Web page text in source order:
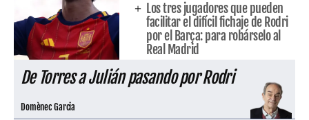
Los tres jugadores que pueden
facilitar el difícil fichaje de Rodri
por el Barça: para robárselo al
Real Madrid
De Torres a Julián pasando por Rodri
Domènec Garcia